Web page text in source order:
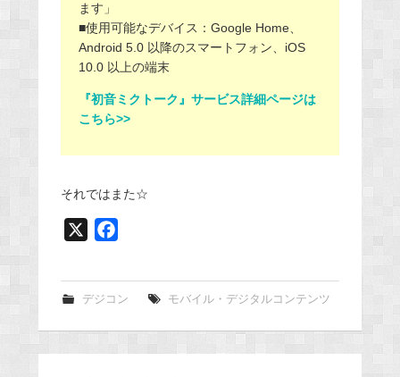
ます」
■使用可能なデバイス：Google Home、
Android 5.0 以降のスマートフォン、iOS
10.0 以上の端末
『初音ミクトーク』サービス詳細ページは
こちら>>
それではまた☆
e
デジコン モバイル・デジタルコンテンツ